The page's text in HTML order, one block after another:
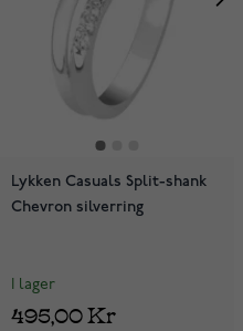
Lykken Casuals Split-shank
Chevron silverring
I lager
495,00 Kr